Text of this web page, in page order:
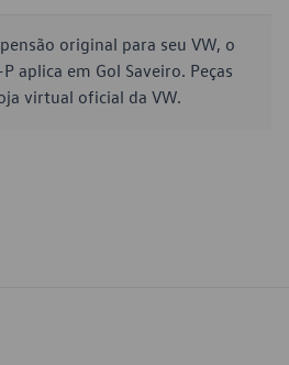
original para seu VW, o
aplica em Gol Saveiro. Peças
virtual oficial da VW.